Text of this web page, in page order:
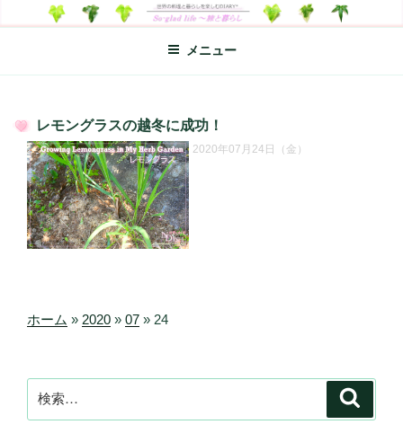
ン
ン
SO-GLAD LIFE～旅と暮らし
世界の料理のエッセイやレシピ、シンプルライフ、楽しい暮らしなどを
綴る、世界248か国を旅した松本あづさのDIARYです
メニュー
投
稿
日:
レモングラスの越冬に成功！
2020年07月24日（金）
ホーム » 2020 » 07 » 24
索: